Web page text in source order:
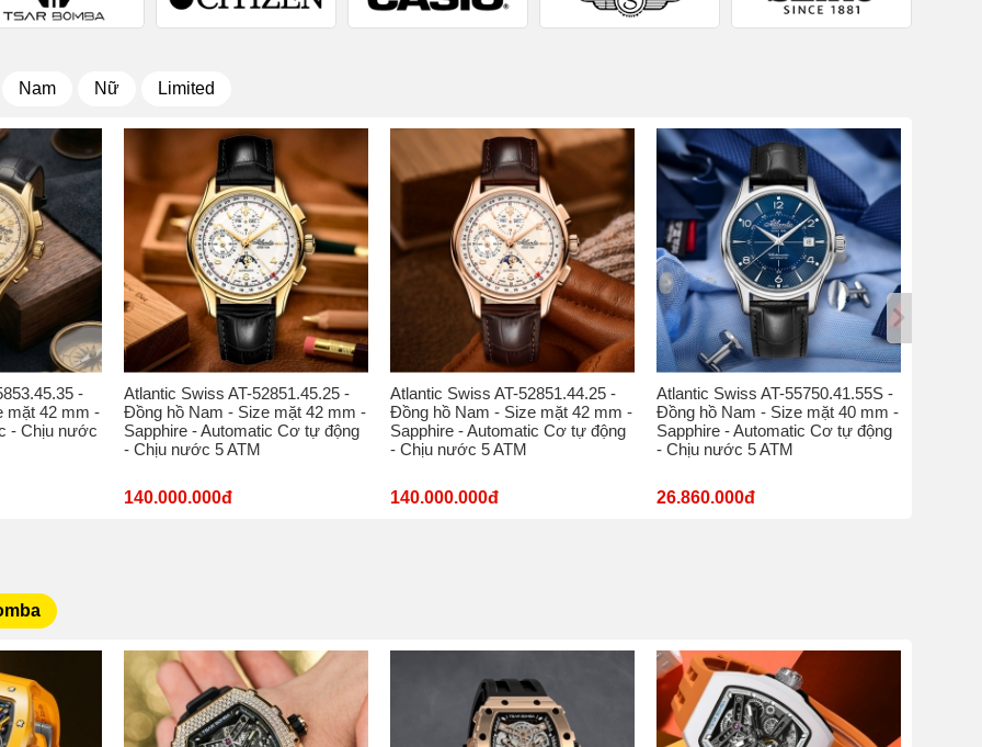
Nam Nữ Limited
-
mặt 42 mm -
- Chịu nước
Atlantic Swiss AT-52851.45.25 -
Đồng hồ Nam - Size mặt 42 mm -
Sapphire - Automatic Cơ tự động
- Chịu nước 5 ATM
140.000.000đ
Atlantic Swiss AT-52851.44.25 -
Đồng hồ Nam - Size mặt 42 mm -
Sapphire - Automatic Cơ tự động
- Chịu nước 5 ATM
140.000.000đ
Atlantic Swiss AT-55750.41.55S -
Đồng hồ Nam - Size mặt 40 mm -
Sapphire - Automatic Cơ tự động
- Chịu nước 5 ATM
26.860.000đ